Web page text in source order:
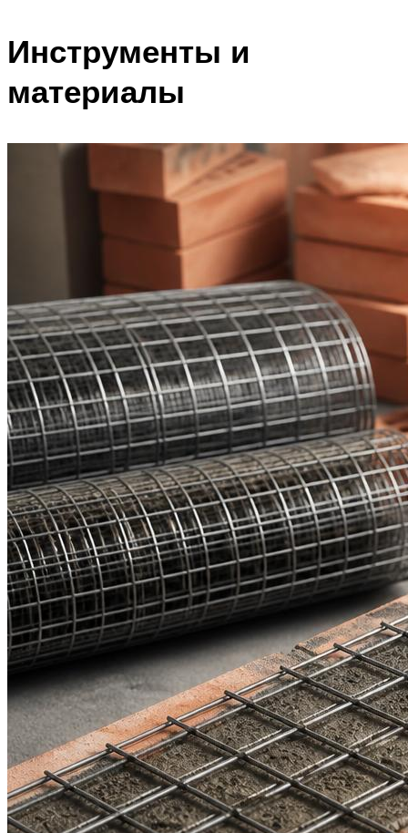
Инструменты и
материалы